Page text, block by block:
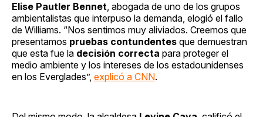
Elise Pautler Bennet, abogada de uno de los grupos
ambientalistas que interpuso la demanda, elogió el fallo
de Williams. “Nos sentimos muy aliviados. Creemos que
presentamos pruebas contundentes que demuestran
que esta fue la decisión correcta para proteger el
medio ambiente y los intereses de los estadounidenses
en los Everglades”, explicó a CNN.